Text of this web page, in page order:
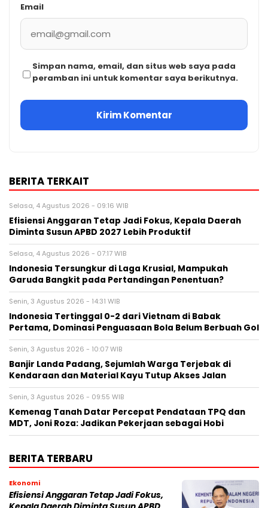
Email
Simpan nama, email, dan situs web saya pada
peramban ini untuk komentar saya berikutnya.
BERITA TERKAIT
Selasa, 4 Agustus 2026 - 09:16 WIB
Efisiensi Anggaran Tetap Jadi Fokus, Kepala Daerah
Diminta Susun APBD 2027 Lebih Produktif
Selasa, 4 Agustus 2026 - 07:17 WIB
Indonesia Tersungkur di Laga Krusial, Mampukah
Garuda Bangkit pada Pertandingan Penentuan?
Senin, 3 Agustus 2026 - 14:31 WIB
Indonesia Tertinggal 0-2 dari Vietnam di Babak
Pertama, Dominasi Penguasaan Bola Belum Berbuah Gol
Senin, 3 Agustus 2026 - 10:07 WIB
Banjir Landa Padang, Sejumlah Warga Terjebak di
Kendaraan dan Material Kayu Tutup Akses Jalan
Senin, 3 Agustus 2026 - 09:55 WIB
Kemenag Tanah Datar Percepat Pendataan TPQ dan
MDT, Joni Roza: Jadikan Pekerjaan sebagai Hobi
BERITA TERBARU
Ekonomi
Efisiensi Anggaran Tetap Jadi Fokus,